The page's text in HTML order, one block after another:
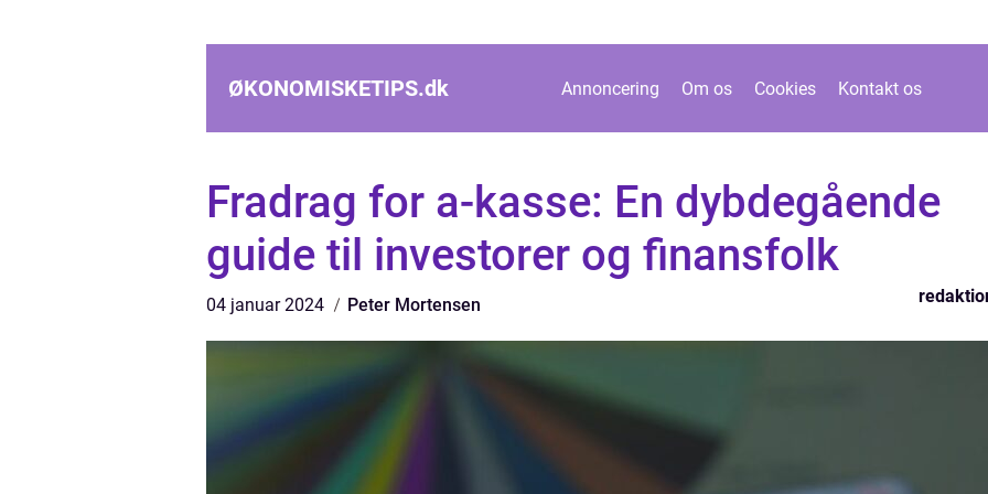
ØKONOMISKETIPS.dk Annoncering Om os Cookies Kontakt os
Fradrag for a-kasse: En dybdegående
guide til investorer og finansfolk
04 januar 2024 Peter Mortensen